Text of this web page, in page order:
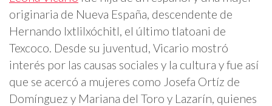
originaria de Nueva España, descendente de
Hernando Ixtlilxóchitl, el último tlatoani de
Texcoco. Desde su juventud, Vicario mostró
interés por las causas sociales y la cultura y fue así
que se acercó a mujeres como Josefa Ortíz de
Domínguez y Mariana del Toro y Lazarín, quienes